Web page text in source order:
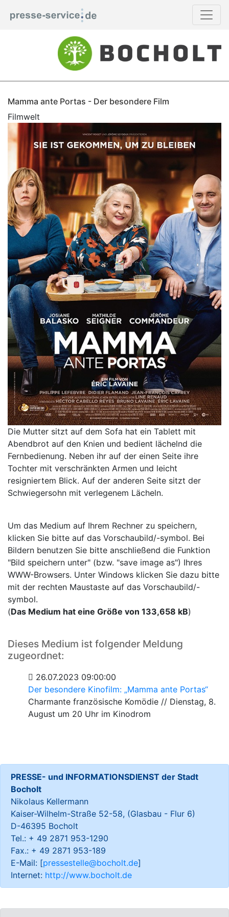
Mamma ante Portas - Der besondere Film
Filmwelt
Die Mutter sitzt auf dem Sofa hat ein Tablett mit
Abendbrot auf den Knien und bedient lächelnd die
Fernbedienung. Neben ihr auf der einen Seite ihre
Tochter mit verschränkten Armen und leicht
resigniertem Blick. Auf der anderen Seite sitzt der
Schwiegersohn mit verlegenem Lächeln.
Um das Medium auf Ihrem Rechner zu speichern,
klicken Sie bitte auf das Vorschaubild/-symbol. Bei
Bildern benutzen Sie bitte anschließend die Funktion
"Bild speichern unter" (bzw. "save image as") Ihres
WWW-Browsers. Unter Windows klicken Sie dazu bitte
mit der rechten Maustaste auf das Vorschaubild/-
symbol.
(Das Medium hat eine Größe von 133,658 kB)
Dieses Medium ist folgender Meldung
zugeordnet:
26.07.2023 09:00:00
Der besondere Kinofilm: „Mamma ante Portas“
Charmante französische Komödie // Dienstag, 8.
August um 20 Uhr im Kinodrom
PRESSE- und INFORMATIONSDIENST der Stadt
Bocholt
Nikolaus Kellermann
Kaiser-Wilhelm-Straße 52-58, (Glasbau - Flur 6)
D-46395 Bocholt
Tel.: + 49 2871 953-1290
Fax.: + 49 2871 953-189
E-Mail: [pressestelle@bocholt.de]
Internet: http://www.bocholt.de